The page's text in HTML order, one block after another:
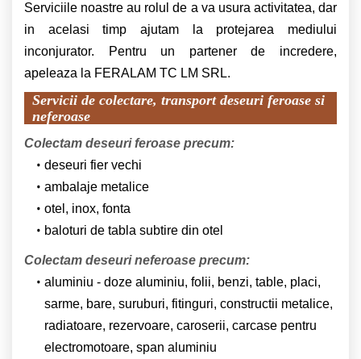
Serviciile noastre au rolul de a va usura activitatea, dar
in acelasi timp ajutam la protejarea mediului
inconjurator. Pentru un partener de incredere,
apeleaza la FERALAM TC LM SRL.
Servicii de colectare, transport deseuri feroase si
neferoase
Colectam deseuri feroase precum:
deseuri fier vechi
ambalaje metalice
otel, inox, fonta
baloturi de tabla subtire din otel
Colectam deseuri neferoase precum:
aluminiu - doze aluminiu, folii, benzi, table, placi,
sarme, bare, suruburi, fitinguri, constructii metalice,
radiatoare, rezervoare, caroserii, carcase pentru
electromotoare, span aluminiu